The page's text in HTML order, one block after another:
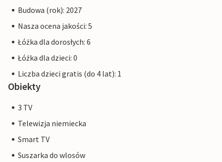
Budowa (rok): 2027
Nasza ocena jakości: 5
Łóżka dla dorosłych: 6
Łóżka dla dzieci: 0
Liczba dzieci gratis (do 4 lat): 1
Obiekty
3 TV
Telewizja niemiecka
Smart TV
Suszarka do wlosów